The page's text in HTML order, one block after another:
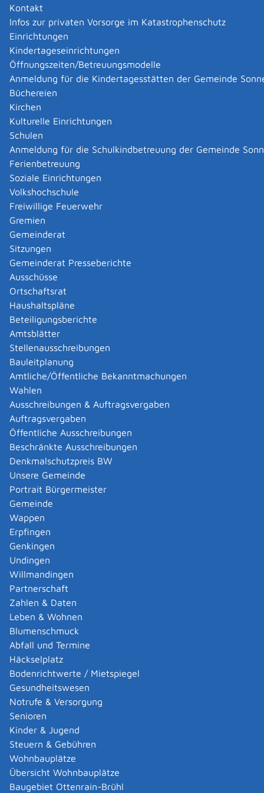
Kontakt
Infos zur privaten Vorsorge im Katastrophenschutz
Einrichtungen
Kindertageseinrichtungen
Öffnungszeiten/Betreuungsmodelle
Anmeldung für die Kindertagesstätten der Gemeinde
Büchereien
Kirchen
Kulturelle Einrichtungen
Schulen
Anmeldung für die Schulkindbetreuung der Gemeinde
Ferienbetreuung
Soziale Einrichtungen
Volkshochschule
Freiwillige Feuerwehr
Gremien
Gemeinderat
Sitzungen
Gemeinderat Presseberichte
Ausschüsse
Ortschaftsrat
Haushaltspläne
Beteiligungsberichte
Amtsblätter
Stellenausschreibungen
Bauleitplanung
Amtliche/Öffentliche Bekanntmachungen
Wahlen
Ausschreibungen & Auftragsvergaben
Auftragsvergaben
Öffentliche Ausschreibungen
Beschränkte Ausschreibungen
Denkmalschutzpreis BW
Unsere Gemeinde
Portrait Bürgermeister
Gemeinde
Wappen
Erpfingen
Genkingen
Undingen
Willmandingen
Partnerschaft
Zahlen & Daten
Leben & Wohnen
Blumenschmuck
Abfall und Termine
Häckselplatz
Bodenrichtwerte / Mietspiegel
Gesundheitswesen
Notrufe & Versorgung
Senioren
Kinder & Jugend
Steuern & Gebühren
Wohnbauplätze
Übersicht Wohnbauplätze
Baugebiet Ottenrain-Brühl
Für die Überwachung und Abnahme von Prüfungen im
Rahmen der Ausbildung der
Sozialversicherungsfachangestellten bei den
landesunmittelbaren Sozialversicherungsträgern (DRV
Baden-Württemberg, AOK Baden-Württemberg sowie
landesunmittelbare Betriebskrankenkassen) sind viele
Fachleute nebenberuflich oder ehrenamtlich tätig.
Die ehrenamtlichen Ausschussmitglieder haben einen
Anspruch auf eine Entschädigung. Das
Sozialministerium Baden-Württemberg als zuständige
Stelle für diesen Ausbildungsberuf hat die Art und Höhe
der Entschädigungen in einer Verwaltungsvorschrift
festgeschrieben.
Onlineantrag und Formulare
Sofa Prüferentschädigungen
Zuständige Stelle
Ministerium für Soziales, Gesundheit und Integration
Baden-Württemberg
Ministerium für Soziales, Arbeit und Gesundheit Baden-
Württemberg
Leistungsdetails
Voraussetzungen
Alle Tätigkeiten im Rahmen der Ausschusstätigkeit sind
grundsätzlich entschädigungspflichtig. Dazu gehören
zum Beispiel alle Sitzungen, die Erstellung von
Prüfungsaufgaben, die Bewertung oder Korrektur von
Prüfungsarbeiten, die Vorbereitung und Durchführung
von Prüfungen bis hin zur Unterzeichnung von
Prüfungszeugnissen.
Eine Entschädigung können beantragen:
alle von der zuständigen Stelle berufenen
Mitglieder und stellvertretenden Mitglieder,
die Prüfungs- und Aufgabenausschüsse für die
Abnahme der Zwischenprüfung im Rahmen der
Ausbildung der
Sozialversicherungsfachangestellten,
die Prüfungs- und Aufgabenausschüsse für die
Abnahme der Abschlussprüfung im Rahmen der
Ausbildung der
Sozialversicherungsfachangestellten,
die Prüfungsausschüsse für die
Ausbildereignungsprüfung bei den
Sozialversicherungsträgern,
der Berufsbildungsausschuss und sein beratender
Unterausschuss
sowie sonstige helfende Personen und